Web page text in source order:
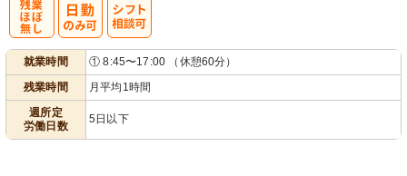
就業時間
① 8:45〜17:00 （休憩60分）
残業時間
月平均1時間
週所定
労働日数
5日以下